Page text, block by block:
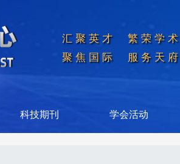
汇聚英才  繁荣学术
聚焦国际  服务天府
科技期刊 学会活动